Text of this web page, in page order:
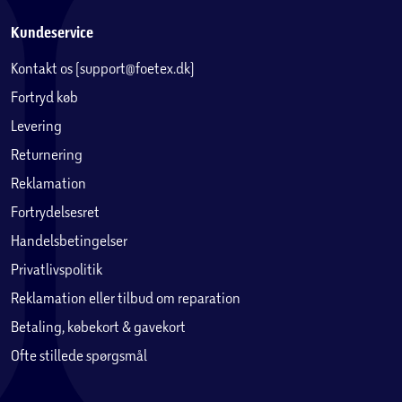
Kundeservice
Kontakt os (support@foetex.dk)
Fortryd køb
Levering
Returnering
Reklamation
Fortrydelsesret
Handelsbetingelser
Privatlivspolitik
Reklamation eller tilbud om reparation
Betaling, købekort & gavekort
Ofte stillede spørgsmål